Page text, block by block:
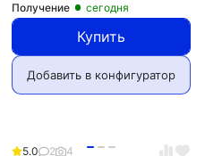
Получение сегодня
Купить
Добавить в конфигуратор
5.0 2
4